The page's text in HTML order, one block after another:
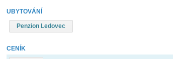
UBYTOVÁNÍ
Penzion Ledovec
CENÍK